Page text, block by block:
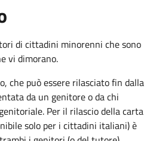
di cittadini minorenni che sono
vi dimorano.
che può essere rilasciato fin dalla
da un genitore o da chi
Per il rilascio della carta
solo per i cittadini italiani) è